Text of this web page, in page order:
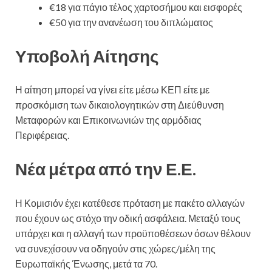
€18 για πάγιο τέλος χαρτοσήμου και εισφορές
€50 για την ανανέωση του διπλώματος
Υποβολή Αίτησης
Η αίτηση μπορεί να γίνει είτε μέσω ΚΕΠ είτε με
προσκόμιση των δικαιολογητικών στη Διεύθυνση
Μεταφορών και Επικοινωνιών της αρμόδιας
Περιφέρειας.
Νέα μέτρα από την Ε.Ε.
Η Κομισιόν έχει κατέθεσε πρόταση με πακέτο αλλαγών
που έχουν ως στόχο την οδική ασφάλεια. Μεταξύ τους
υπάρχει και η αλλαγή των προϋποθέσεων όσων θέλουν
να συνεχίσουν να οδηγούν στις χώρες/μέλη της
Ευρωπαϊκής Ένωσης, μετά τα 70.